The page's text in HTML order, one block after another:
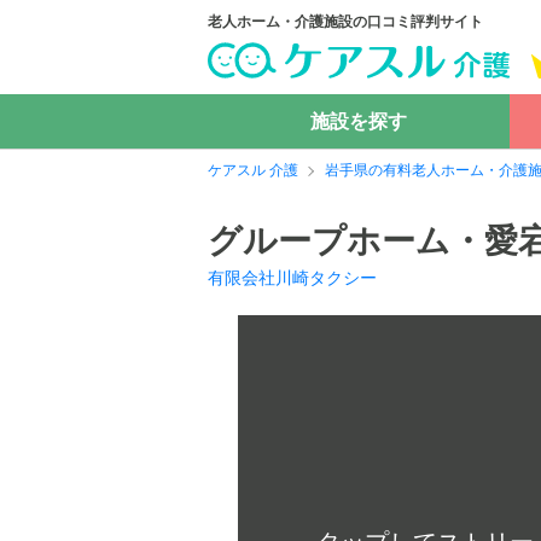
老人ホーム・介護施設の口コミ評判サイト
施設を探す
ケアスル 介護 岩手県の有料老人ホーム・介護
グループホーム・愛
有限会社川崎タクシー